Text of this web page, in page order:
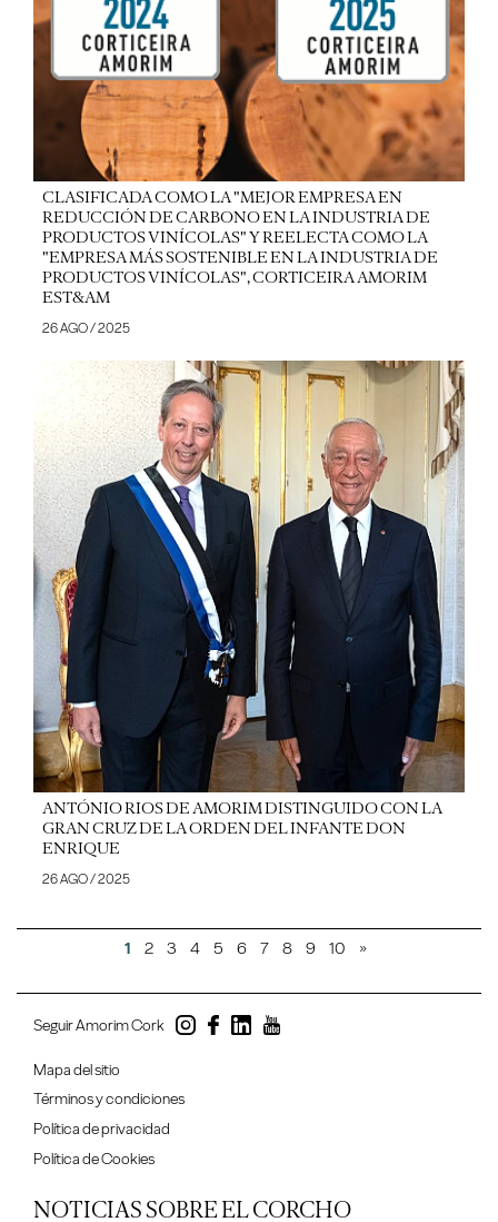
CLASIFICADA COMO LA "MEJOR EMPRESA EN
REDUCCIÓN DE CARBONO EN LA INDUSTRIA DE
PRODUCTOS VINÍCOLAS" Y REELECTA COMO LA
"EMPRESA MÁS SOSTENIBLE EN LA INDUSTRIA DE
PRODUCTOS VINÍCOLAS", CORTICEIRA AMORIM
EST&AM
26 AGO / 2025
ANTÓNIO RIOS DE AMORIM DISTINGUIDO CON LA
GRAN CRUZ DE LA ORDEN DEL INFANTE DON
ENRIQUE
26 AGO / 2025
1 2 3 4 5 6 7 8 9 10 »
Seguir Amorim Cork
Mapa del sitio
Términos y condiciones
Política de privacidad
Política de Cookies
NOTICIAS SOBRE EL CORCHO